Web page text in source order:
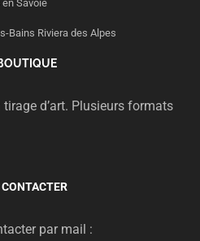
Savoie
Bains Riviera des Alpes
d’art. Plusieurs formats
par mail :